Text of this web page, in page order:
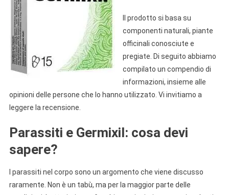
Il prodotto si basa su
componenti naturali, piante
officinali conosciute e
pregiate. Di seguito abbiamo
compilato un compendio di
informazioni, insieme alle
opinioni delle persone che lo hanno utilizzato. Vi invitiamo a
leggere la recensione.
Parassiti e Germixil: cosa devi
sapere?
I parassiti nel corpo sono un argomento che viene discusso
raramente. Non è un tabù, ma per la maggior parte delle